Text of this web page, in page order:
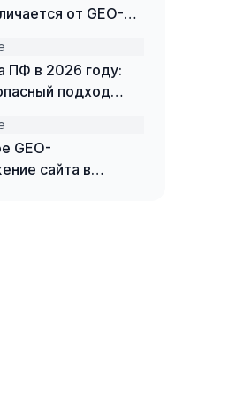
от GEO-
ПФ в 2026 году:
подход
GEO-
сайта в